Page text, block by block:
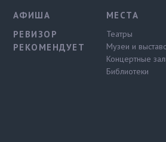
АФИША
РЕВИЗОР
РЕКОМЕНДУЕТ
МЕСТА
Театры
Музеи и
Концертные
Библиотеки